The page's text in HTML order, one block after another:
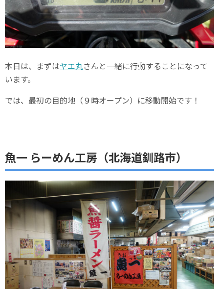
本日は、まずはヤエ丸さんと一緒に行動することになって
います。
では、最初の目的地（９時オープン）に移動開始です！
魚一 らーめん工房（北海道釧路市）